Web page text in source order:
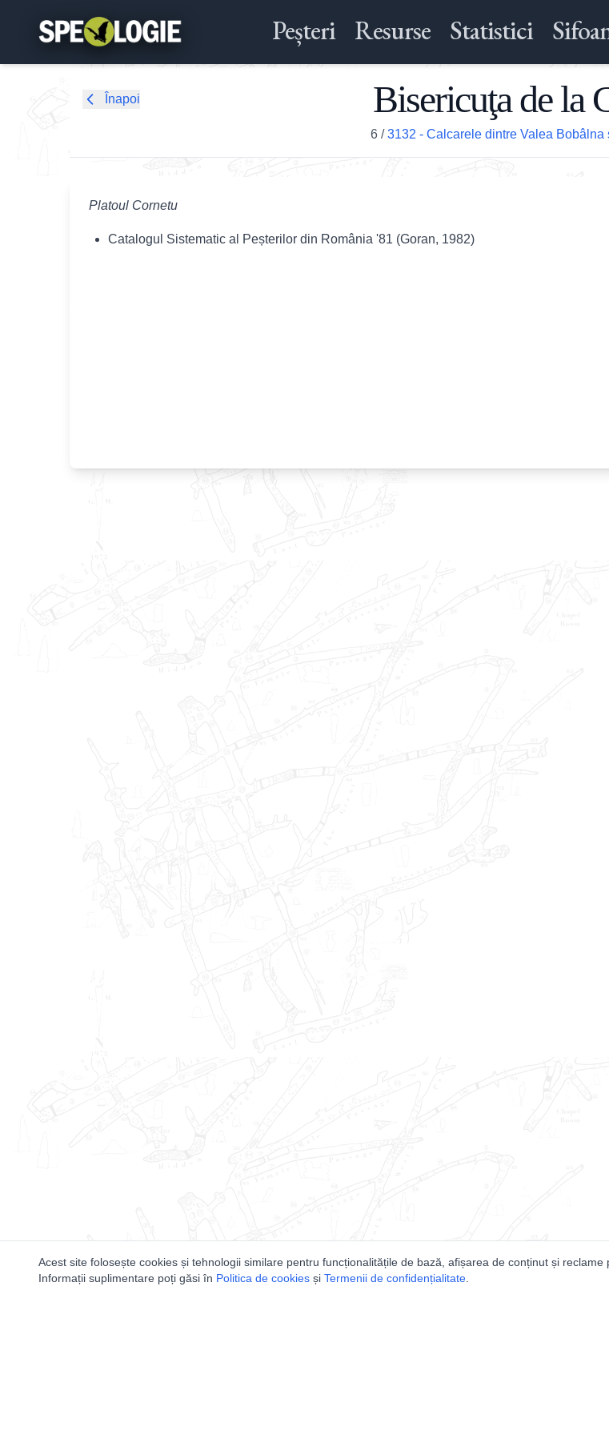
Peșteri Resurse Statistici
Înapoi Bisericuţa de la
6 /3132 - Calcarele dintre Valea Bobâlna
Platoul Cornetu
Catalogul Sistematic al Peșterilor din România '81 (Goran, 1982)
Acest site folosește cookies și tehnologii similare pentru funcționalitățile de bază, afișarea de conținut și reclame
Informații suplimentare poți găsi în Politica de cookies și Termenii de confidențialitate